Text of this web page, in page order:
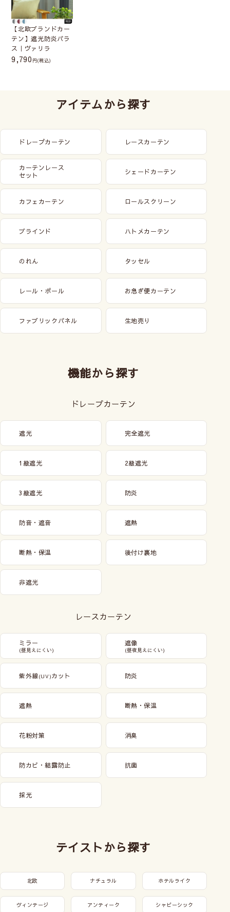
【北欧ブランドカー
テン】遮光防炎パラ
ス｜ヴァリラ
9,790 (税込)
アイテムから探す
ドレープカーテン レースカーテン
カーテンレース
セット
シェードカーテン
カフェカーテン ロールスクリーン
ブラインド ハトメカーテン
のれん タッセル
レール・ポール お急ぎ便カーテン
ファブリックパネル 生地売り
機能から探す
ドレープカーテン
遮光 完全遮光
1級遮光 2級遮光
3級遮光 防炎
防音・遮音 遮熱
断熱・保温 後付け裏地
非遮光
レースカーテン
ミラー
(昼見えにくい)
遮像
(昼夜見えにくい)
紫外線(UV)カット 防炎
遮熱 断熱・保温
花粉対策 消臭
防カビ・結露防止 抗菌
採光
テイストから探す
北欧 ナチュラル ホテルライク
ヴィンテージ アンティーク シャビーシック